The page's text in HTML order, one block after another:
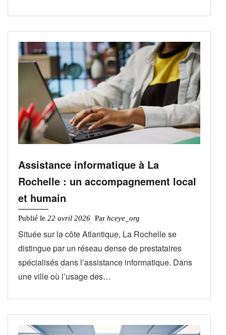
Assistance informatique à La
Rochelle : un accompagnement local
et humain
Publié le 22 avril 2026 Par hceye_org
Située sur la côte Atlantique, La Rochelle se
distingue par un réseau dense de prestataires
spécialisés dans l’assistance informatique. Dans
une ville où l’usage des…